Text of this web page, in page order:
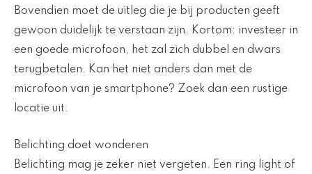
Bovendien moet de uitleg die je bij producten geeft
gewoon duidelijk te verstaan zijn. Kortom: investeer in
een goede microfoon, het zal zich dubbel en dwars
terugbetalen. Kan het niet anders dan met de
microfoon van je smartphone? Zoek dan een rustige
locatie uit.
Belichting doet wonderen
Belichting mag je zeker niet vergeten. Een ring light of